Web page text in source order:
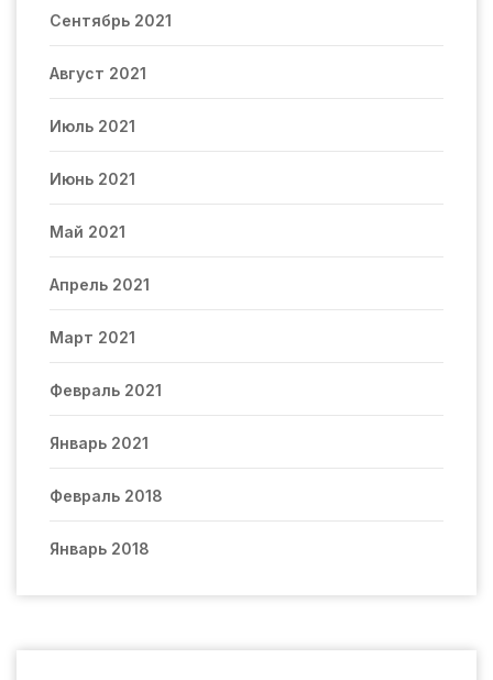
Сентябрь 2021
Август 2021
Июль 2021
Июнь 2021
Май 2021
Апрель 2021
Март 2021
Февраль 2021
Январь 2021
Февраль 2018
Январь 2018